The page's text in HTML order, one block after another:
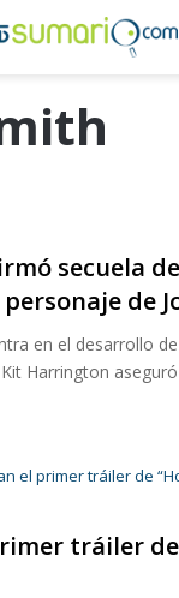
secuela
de
en el desarrollo
Harrington
tráiler